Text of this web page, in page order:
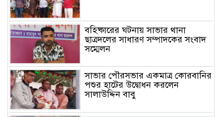
বহিষ্কারের ঘটনায় সাভার থানা
ছাত্রদলের সাধারণ সম্পাদকের সংবাদ
সম্মেলন
সাভার পৌরসভার একমাত্র কোরবানির
পশুর হাটের উদ্বোধন করলেন
সালাউদ্দিন বাবু